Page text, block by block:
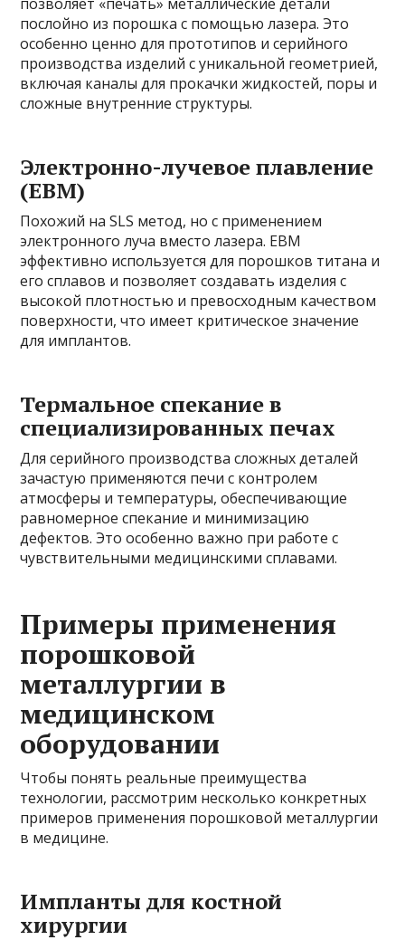
послойно из порошка с помощью лазера. Это
особенно ценно для прототипов и серийного
производства изделий с уникальной геометрией,
включая каналы для прокачки жидкостей, поры и
сложные внутренние структуры.
Электронно-лучевое плавление
(EBM)
Похожий на SLS метод, но с применением
электронного луча вместо лазера. EBM
эффективно используется для порошков титана и
его сплавов и позволяет создавать изделия с
высокой плотностью и превосходным качеством
поверхности, что имеет критическое значение
для имплантов.
Термальное спекание в
специализированных печах
Для серийного производства сложных деталей
зачастую применяются печи с контролем
атмосферы и температуры, обеспечивающие
равномерное спекание и минимизацию
дефектов. Это особенно важно при работе с
чувствительными медицинскими сплавами.
Примеры применения
порошковой
металлургии в
медицинском
оборудовании
Чтобы понять реальные преимущества
технологии, рассмотрим несколько конкретных
примеров применения порошковой металлургии
в медицине.
Импланты для костной
хирургии